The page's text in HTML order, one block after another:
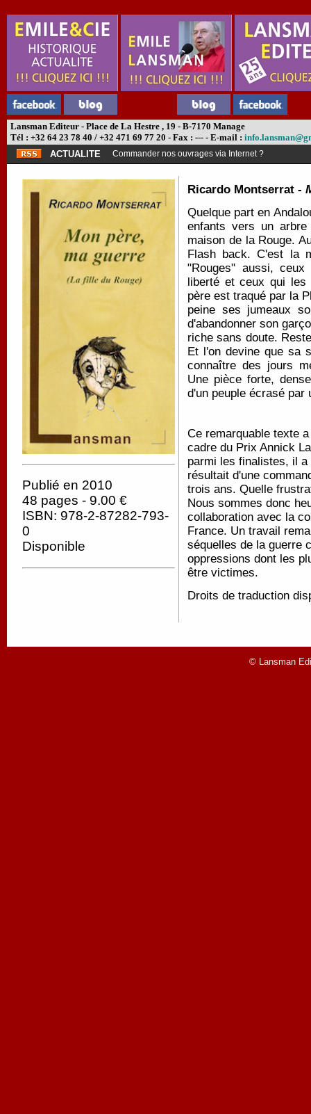
Lansman Editeur - Place de La Hestre , 19 - B-7170 Manage
Tél : +32 64 23 78 40 / +32 471 69 77 20 - Fax : --- - E-mail :
ACTUALITE
Commander nos ouvrages via Internet ?
Publié en 2010
48 pages - 9.00 €
ISBN: 978-2-87282-793-
0
Disponible
Ricardo Montserrat -
Quelque part en
enfants vers un
maison de la Rouge.
Flash back. C'est la
"Rouges" aussi,
liberté et ceux qui
père est traqué par la
peine ses jumeaux
d'abandonner son
riche sans doute.
Et l'on devine que sa
connaître des jours
Une pièce forte,
d'un peuple écrasé
Ce remarquable texte
cadre du Prix Annick
parmi les finalistes, il
résultait d'une
trois ans. Quelle
Nous sommes donc
collaboration avec la
France. Un travail
séquelles de la guerre
oppressions dont les
être victimes.
Droits de traduction
© Lansman